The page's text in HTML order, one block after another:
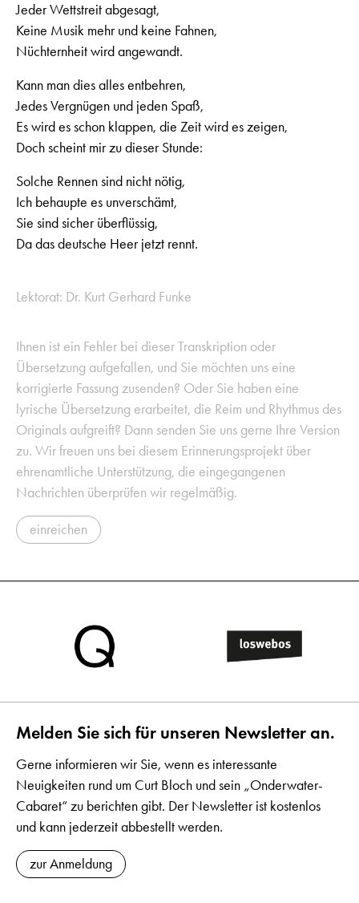
Jeder Wettstreit abgesagt,
Keine Musik mehr und keine Fahnen,
Nüchternheit wird angewandt.
Kann man dies alles entbehren,
Jedes Vergnügen und jeden Spaß,
Es wird es schon klappen, die Zeit wird es zeigen,
Doch scheint mir zu dieser Stunde:
Solche Rennen sind nicht nötig,
Ich behaupte es unverschämt,
Sie sind sicher überflüssig,
Da das deutsche Heer jetzt rennt.
Lektorat: Dr. Kurt Gerhard Funke
Ihnen ist ein Fehler bei dieser Transkription oder
Übersetzung aufgefallen, und Sie möchten uns eine
korrigierte Fassung zusenden? Oder Sie haben eine
lyrische Übersetzung erarbeitet, die Reim und Rhythmus des
Originals aufgreift? Dann senden Sie uns gerne Ihre Version
zu. Wir freuen uns bei diesem Erinnerungsprojekt über
ehrenamtliche Unterstützung, die eingegangenen
Nachrichten überprüfen wir regelmäßig.
einreichen
Melden Sie sich für unseren Newsletter an.
Gerne informieren wir Sie, wenn es interessante
Neuigkeiten rund um Curt Bloch und sein „Onderwater-
Cabaret“ zu berichten gibt. Der Newsletter ist kostenlos
und kann jederzeit abbestellt werden.
zur Anmeldung